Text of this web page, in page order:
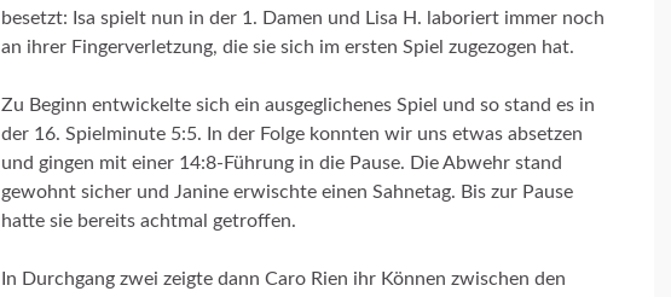
besetzt: Isa spielt nun in der 1. Damen und Lisa H. laboriert immer noch
an ihrer Fingerverletzung, die sie sich im ersten Spiel zugezogen hat.
Zu Beginn entwickelte sich ein ausgeglichenes Spiel und so stand es in
der 16. Spielminute 5:5. In der Folge konnten wir uns etwas absetzen
und gingen mit einer 14:8-Führung in die Pause. Die Abwehr stand
gewohnt sicher und Janine erwischte einen Sahnetag. Bis zur Pause
hatte sie bereits achtmal getroffen.
In Durchgang zwei zeigte dann Caro Rien ihr Können zwischen den